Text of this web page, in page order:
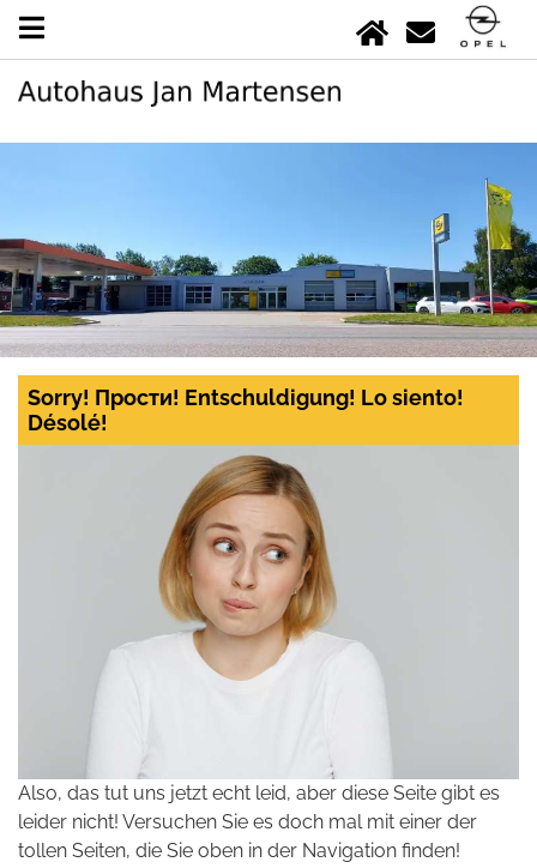
Sorry! Прости! Entschuldigung! Lo siento!
Désolé!
Also, das tut uns jetzt echt leid, aber diese Seite gibt es
leider nicht! Versuchen Sie es doch mal mit einer der
tollen Seiten, die Sie oben in der Navigation finden!